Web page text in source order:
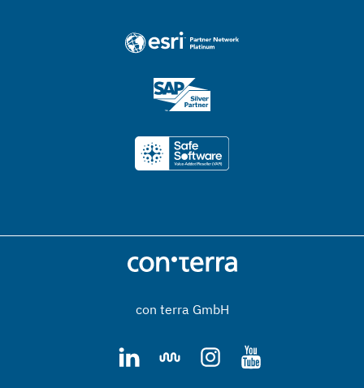
con terra GmbH